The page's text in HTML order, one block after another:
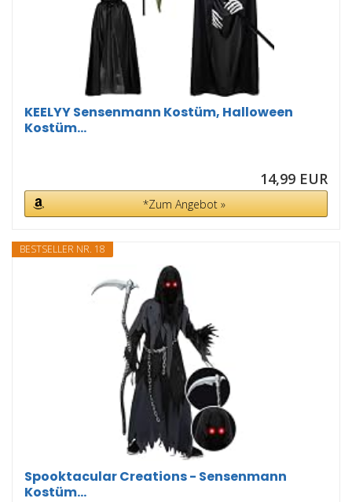
KEELYY Sensenmann Kostüm, Halloween
Kostüm...
14,99 EUR
*Zum Angebot »
BESTSELLER NR. 18
Spooktacular Creations - Sensenmann
Kostüm...